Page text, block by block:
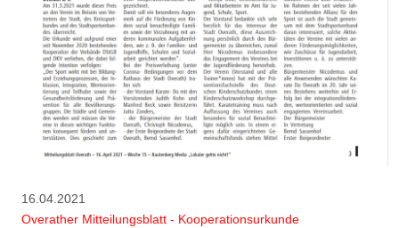
16.04.2021
Overather Mitteilungsblatt - Kooperationsurkunde